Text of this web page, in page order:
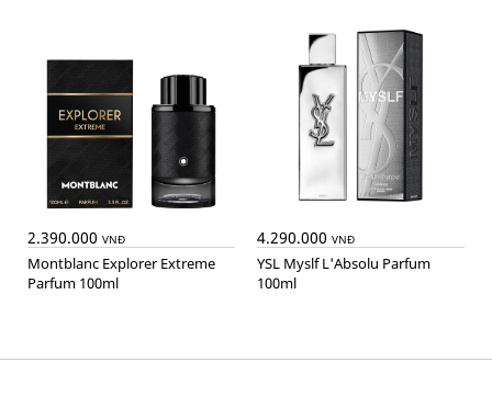
2.390.000 VNĐ
Montblanc Explorer Extreme
Parfum 100ml
4.290.000 VNĐ
YSL Myslf L'Absolu Parfum
100ml